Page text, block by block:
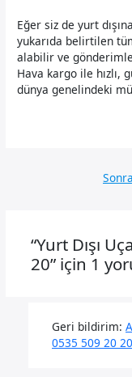
Eğer siz de yurt
yukarıda belirtilen
alabilir ve
Hava kargo ile
dünya genelindeki
“Yurt Dışı
20” için 1
Geri bildirim:
0535 509 20 20